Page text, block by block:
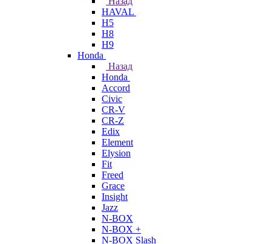
HAVAL
H5
H8
H9
Honda
Назад
Honda
Accord
Civic
CR-V
CR-Z
Edix
Element
Elysion
Fit
Freed
Grace
Insight
Jazz
N-BOX
N-BOX +
N-BOX Slash